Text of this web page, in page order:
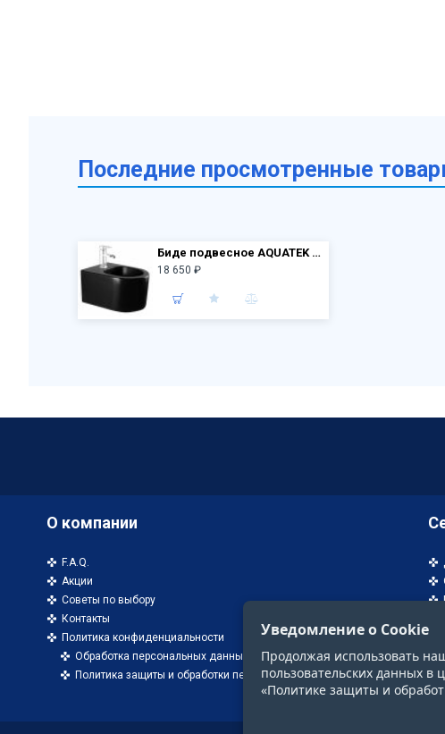
Последние просмотренные
Биде подвесное AQUATEK AQ1004-MB Мия 490*370*300 мм, черный
18 650 ₽
О компании
F.A.Q.
Акции
Советы по выбору
Контакты
Политика конфиденциальности
Обработка персональных данных
Политика защиты и обработки персональных данных
Уведомление о Cookie
Продолжая использовать
пользовательских данных
«Политике защиты и